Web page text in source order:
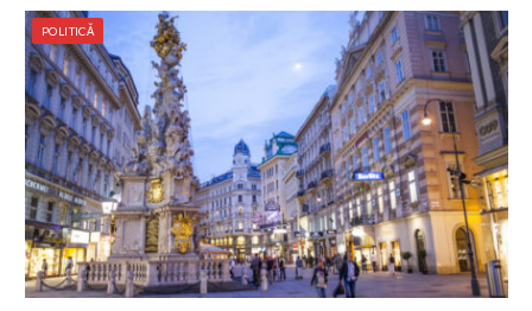
POLITICĂ